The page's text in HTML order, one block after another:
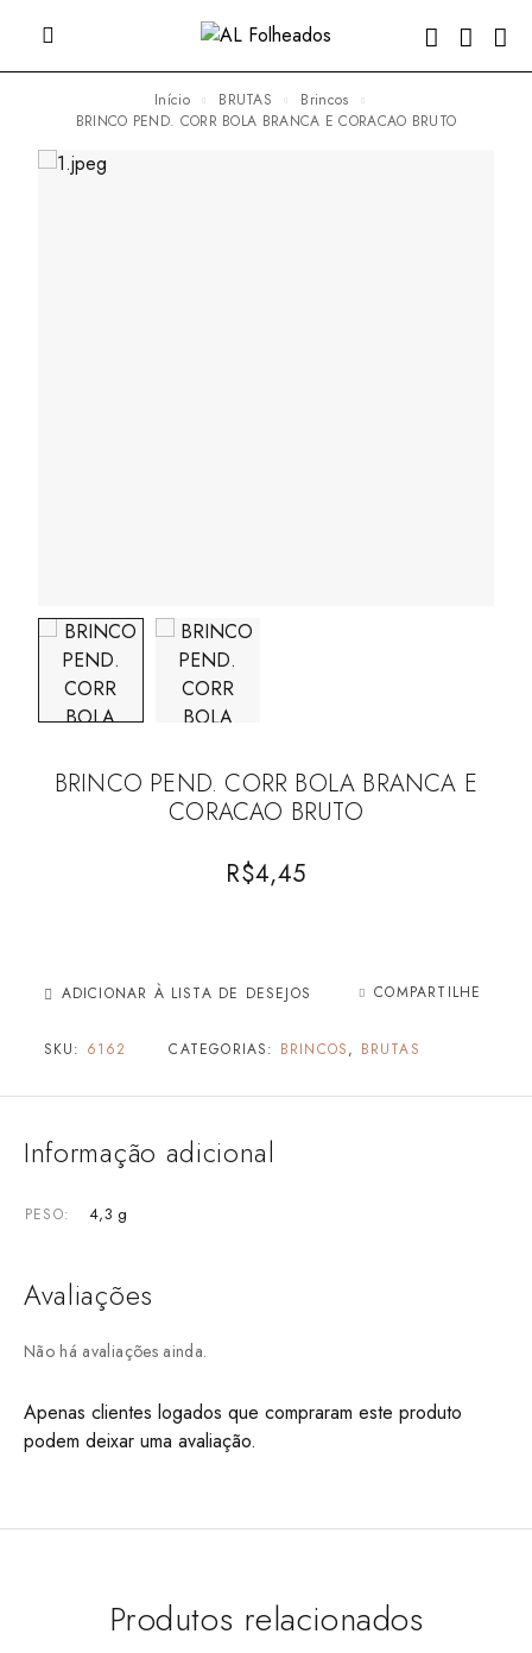
Início BRUTAS
Brincos
BRINCO PEND. CORR BOLA BRANCA E CORACAO BRUTO
BRINCO PEND. CORR BOLA BRANCA E
CORACAO BRUTO
R$4,45
ADICIONAR À LISTA DE DESEJOS COMPARTILHE
SKU: 6162 CATEGORIAS: BRINCOS, BRUTAS
Informação adicional
PESO 4,3 g
Avaliações
Não há avaliações ainda.
Apenas clientes logados que compraram este produto
podem deixar uma avaliação.
Produtos relacionados